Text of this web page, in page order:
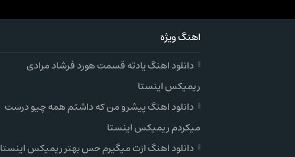
اهنگ ویژه
دانلود اهنگ یادته قسمت هورد فرشاد مرادی
ریمیکس اینستا
دانلود اهنگ پیشرو من که داشتم همه چیو درست
میکردم ریمیکس اینستا
دانلود اهنگ ازت میگیرم حس بهتر ریمیکس اینستا